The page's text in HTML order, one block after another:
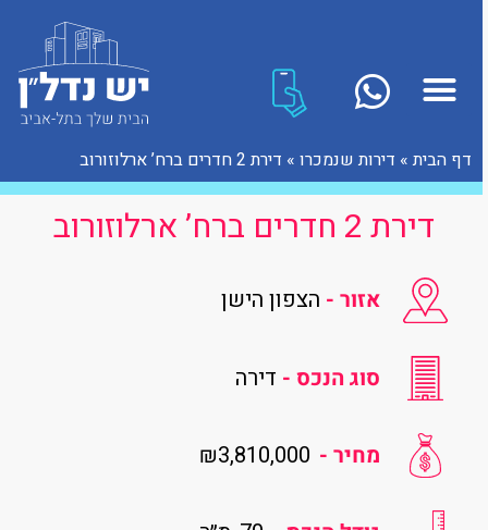
דף הבית» דירות שנמכרו» דירת 2 חדרים ברח’ ארלוזורוב
דירת 2 חדרים ברח’ ארלוזורוב
אזור - הצפון הישן
סוג הנכס - דירה
מחיר - ₪3,810,000